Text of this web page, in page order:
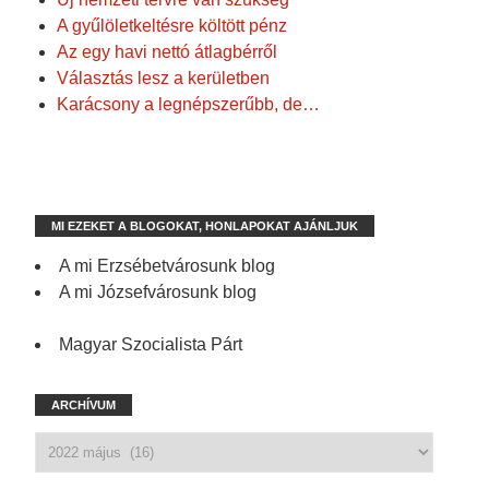
A gyűlöletkeltésre költött pénz
Az egy havi nettó átlagbérről
Választás lesz a kerületben
Karácsony a legnépszerűbb, de…
MI EZEKET A BLOGOKAT, HONLAPOKAT AJÁNLJUK
A mi Erzsébetvárosunk blog
A mi Józsefvárosunk blog
Magyar Szocialista Párt
ARCHÍVUM